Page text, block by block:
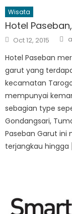
Wisata
Hotel
Posted
on
Oct 12, 2015
Hotel Paseban
garut yang
kecamatan
mempunyai
sebagian type
Gondangsari,
Paseban Garut
terjangkau hingga